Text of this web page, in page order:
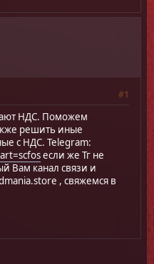
#1
НДС. Поможем
решить иные
с НДС. Telegram:
если же Тг не
Вам канал связи и
, свяжемся в